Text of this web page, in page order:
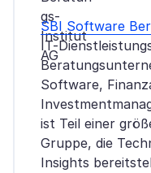
SBI Software
IT-
Software,
ist Teil einer
Gruppe, die
Insights